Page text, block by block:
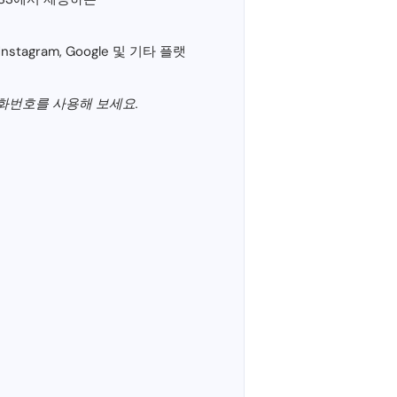
Google 및 기타 플랫
번호를 사용해 보세요.